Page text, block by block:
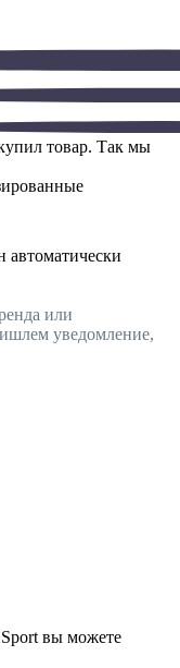
товар. Так мы
автоматически
или
уведомление,
вы можете